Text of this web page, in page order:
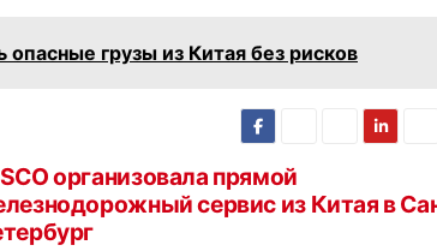
опасные грузы из Китая без рисков
организовала прямой
сервис из Китая в